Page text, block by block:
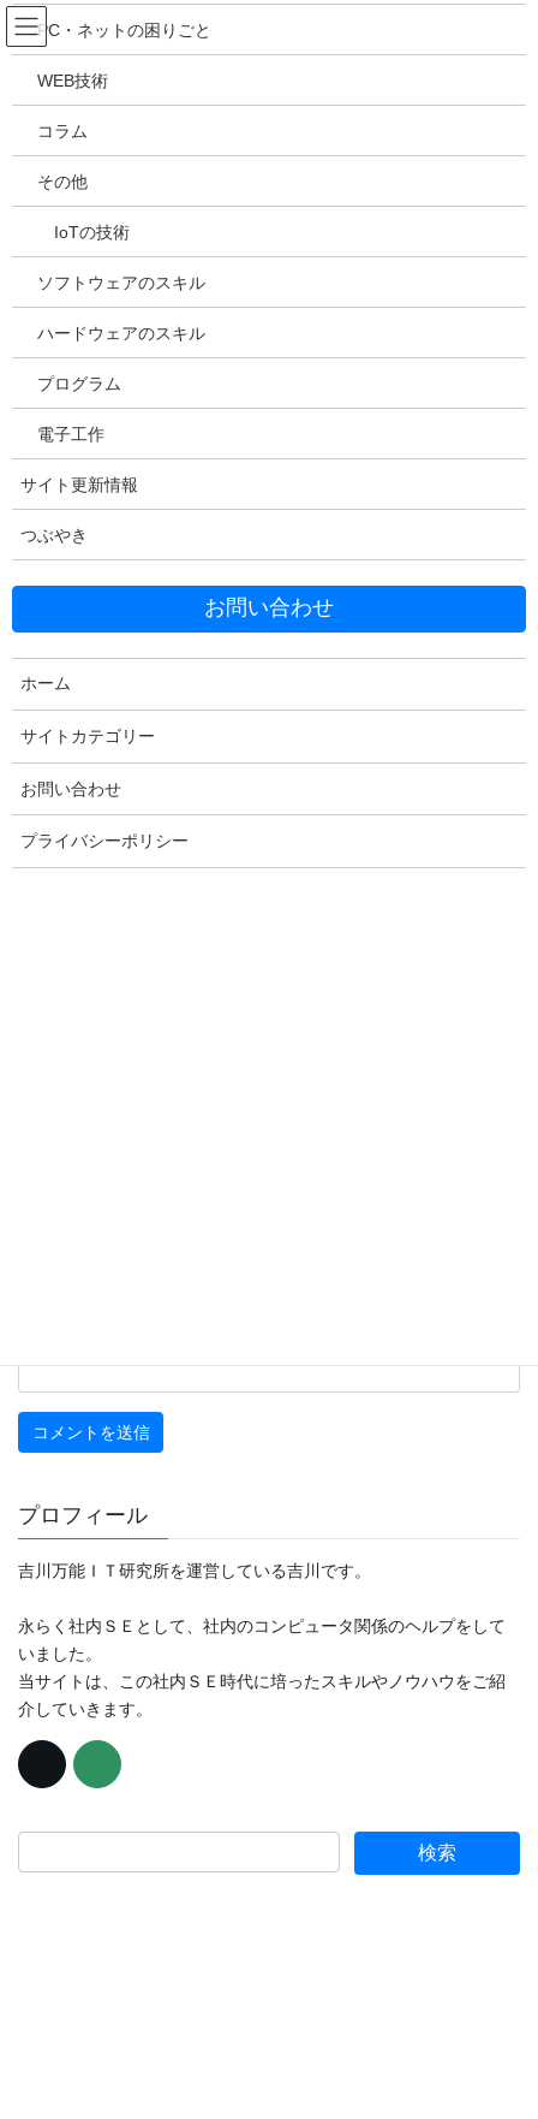
コ
ン
テ
ツ
ス
ッ
ナ
ビ
ゲ
シ
ン
移
吉川万能ＩＴ研究所
メディア
HOME
2021年5月25日
20210525164350
Threads Hatena LINE
コメントを残す
メールアドレスが公開されることはありません。
欄は必須項目です
プロフィール
吉川万能ＩＴ研究所を運営している吉川です。
永らく社内ＳＥとして、社内のコンピュータ関係のヘルプをして
いました。
当サイトは、この社内ＳＥ時代に培ったスキルやノウハウをご紹
介していきます。
PC・ネットの困りごと
WEB技術
コラム
その他
IoTの技術
ソフトウェアのスキル
ハードウェアのスキル
プログラム
電子工作
サイト更新情報
つぶやき
お問い合わせ
ホーム
サイトカテゴリー
お問い合わせ
プライバシーポリシー